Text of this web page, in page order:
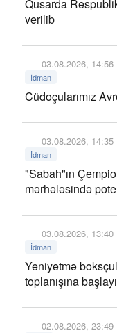
Qusarda
verilib
03.08.2026, 14:56
İdman
Cüdoçularımız
03.08.2026, 14:35
İdman
"Sabah"ın
mərhələsində
03.08.2026, 13:40
İdman
Yeniyetmə
toplanışına
02.08.2026, 23:49